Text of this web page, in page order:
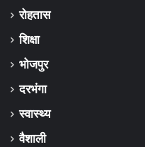
रोहतास
शिक्षा
भोजपुर
दरभंगा
स्वास्थ्य
वैशाली